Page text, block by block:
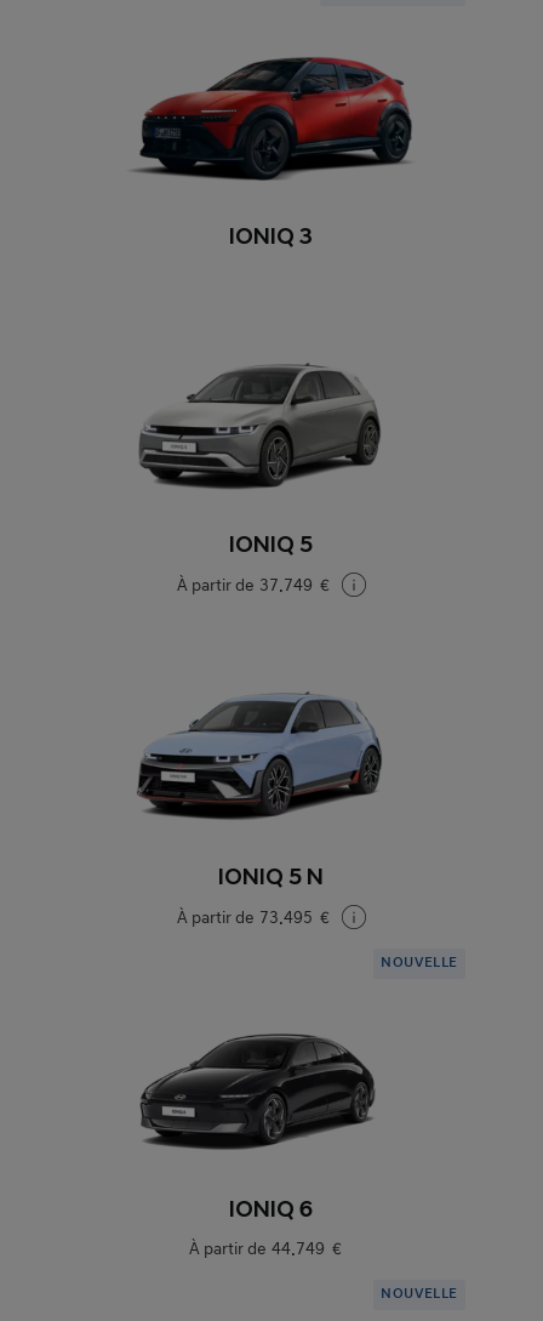
IONIQ 3
IONIQ 5
À partir de 37.749 €
IONIQ 5 N
À partir de 73.495 €
NOUVELLE
IONIQ 6
À partir de 44.749 €
NOUVELLE